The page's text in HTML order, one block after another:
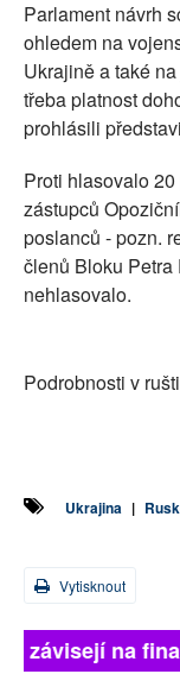
Parlament návrh
ohledem na
Ukrajině a také
třeba platnost
prohlásili
Proti hlasovalo
zástupců
poslanců - pozn.
členů Bloku Petra
nehlasovalo.
Podrobnosti v
Ukrajina |
Vytisknout
závisejí na